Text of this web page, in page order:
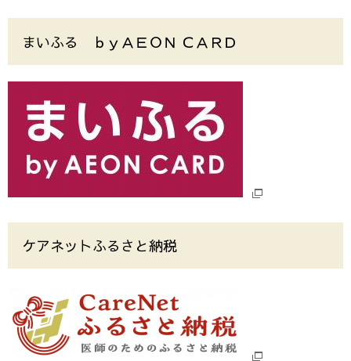
まいふる ｂｙＡＥＯＮ ＣＡＲＤ
ケアネットふるさと納税